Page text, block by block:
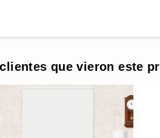
que vieron este